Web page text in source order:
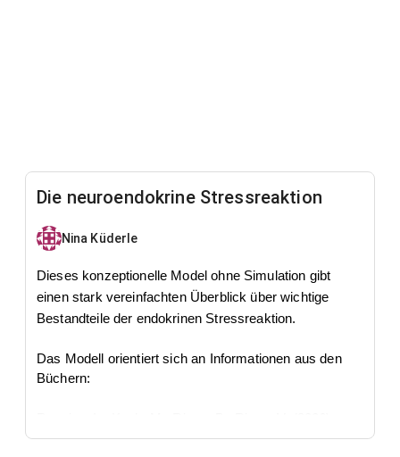
Die neuroendokrine Stressreaktion
Nina Küderle
Dieses konzeptionelle Model ohne Simulation gibt
einen stark vereinfachten Überblick über wichtige
Bestandteile der endokrinen Stressreaktion.
Das Modell orientiert sich an Informationen aus den
Büchern:
Mensch im Stress : Psyche, Körper, Moleküle.